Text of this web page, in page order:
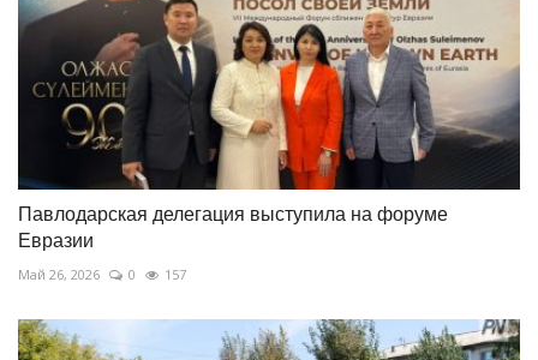
Павлодарская делегация выступила на форуме
Евразии
Май 26, 2026 0 157